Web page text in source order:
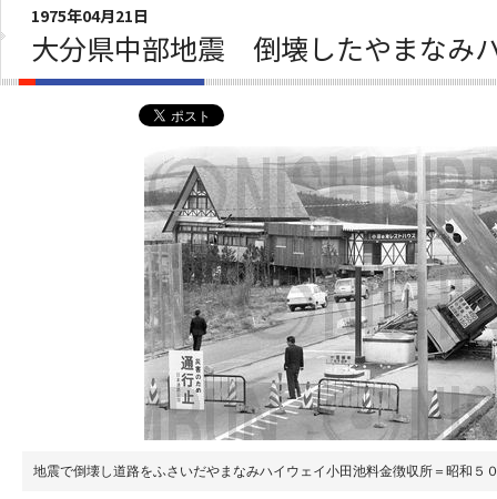
1975年04月21日
大分県中部地震 倒壊したやまなみ
地震で倒壊し道路をふさいだやまなみハイウェイ小田池料金徴収所＝昭和５